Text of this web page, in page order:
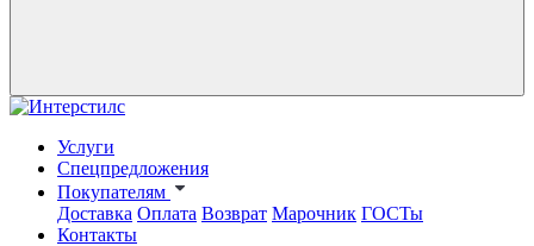
Услуги
Спецпредложения
Покупателям
Доставка Оплата Возврат Марочник ГОСТы
Контакты